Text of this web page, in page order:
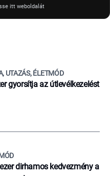
itt weboldalát
UTAZÁS, ÉLETMÓD
gyorsítja az útlevélkezelést
dirhamos kedvezmény a